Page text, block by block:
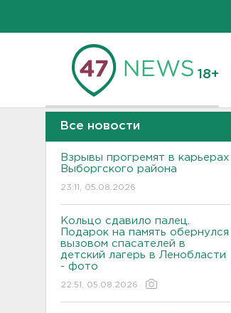
18+
Все новости
Взрывы прогремят в карьерах
Выборгского района
23:11, 05.08.2026
Кольцо сдавило палец.
Подарок на память обернулся
вызовом спасателей в
детский лагерь в Ленобласти
- фото
22:51, 05.08.2026